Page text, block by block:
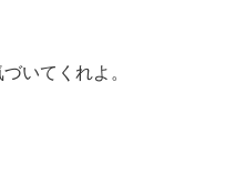
いてくれよ。